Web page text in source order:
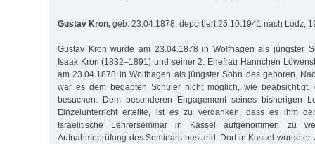
Gustav Kron, geb. 23.04.1878, deportiert 25.10.1941 nach Lodz,
Gustav Kron wurde am 23.04.1878 in Wolfhagen als jüngster
Isaak Kron (1832–1891) und seiner 2. Ehefrau Hannchen
am 23.04.1878 in Wolfhagen als jüngster Sohn des geboren.
war es dem begabten Schüler nicht möglich, wie
besuchen. Dem besonderen Engagement seines bisherigen
Einzelunterricht erteilte, ist es zu verdanken, dass es ihm
Israelitische Lehrerseminar in Kassel aufgenommen zu
Aufnahmeprüfung des Seminars bestand. Dort in Kassel wurde er